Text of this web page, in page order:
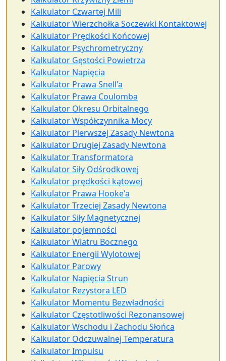
Kalkulator Czwartej Mili
Kalkulator Wierzchołka Soczewki Kontaktowej
Kalkulator Prędkości Końcowej
Kalkulator Psychrometryczny
Kalkulator Gęstości Powietrza
Kalkulator Napięcia
Kalkulator Prawa Snell'a
Kalkulator Prawa Coulomba
Kalkulator Okresu Orbitalnego
Kalkulator Współczynnika Mocy
Kalkulator Pierwszej Zasady Newtona
Kalkulator Drugiej Zasady Newtona
Kalkulator Transformatora
Kalkulator Siły Odśrodkowej
Kalkulator prędkości kątowej
Kalkulator Prawa Hooke'a
Kalkulator Trzeciej Zasady Newtona
Kalkulator Siły Magnetycznej
Kalkulator pojemności
Kalkulator Wiatru Bocznego
Kalkulator Energii Wylotowej
Kalkulator Parowy
Kalkulator Napięcia Strun
Kalkulator Rezystora LED
Kalkulator Momentu Bezwładności
Kalkulator Częstotliwości Rezonansowej
Kalkulator Wschodu i Zachodu Słońca
Kalkulator Odczuwalnej Temperatura
Kalkulator Impulsu